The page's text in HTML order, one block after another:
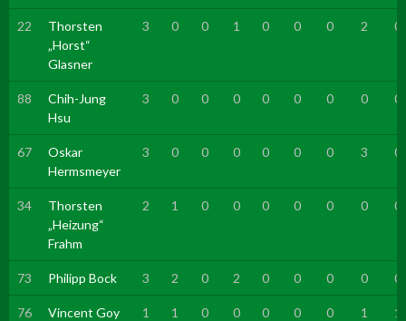
22
Thorsten
„Horst“
Glasner
3 0 0 1 0 0 0 2 0
88
Chih-Jung
Hsu
3 0 0 0 0 0 0 0 0
67
Oskar
Hermsmeyer
3 0 0 0 0 0 0 3 0
34
Thorsten
„Heizung“
Frahm
2 1 0 0 0 0 0 0 0
73 Philipp Bock 3 2 0 2 0 0 0 0 0
76
Vincent Goy
1 1 0 0 0 0 0 1 1